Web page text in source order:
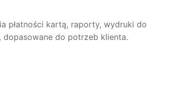
płatności kartą, raporty, wydruki do
dopasowane do potrzeb klienta.